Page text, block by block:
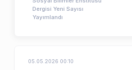
Dergisi Yeni Sayısı
Yayımlandı
05.05.2026 00:10